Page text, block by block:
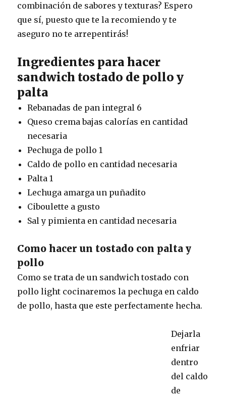
combinación de sabores y texturas? Espero
que sí, puesto que te la recomiendo y te
aseguro no te arrepentirás!
Ingredientes para hacer
sandwich tostado de pollo y
palta
Rebanadas de pan integral 6
Queso crema bajas calorías en cantidad
necesaria
Pechuga de pollo 1
Caldo de pollo en cantidad necesaria
Palta 1
Lechuga amarga un puñadito
Ciboulette a gusto
Sal y pimienta en cantidad necesaria
Como hacer un tostado con palta y
pollo
Como se trata de un sandwich tostado con
pollo light cocinaremos la pechuga en caldo
de pollo, hasta que este perfectamente hecha.
Dejarla
enfriar
dentro
del caldo
de